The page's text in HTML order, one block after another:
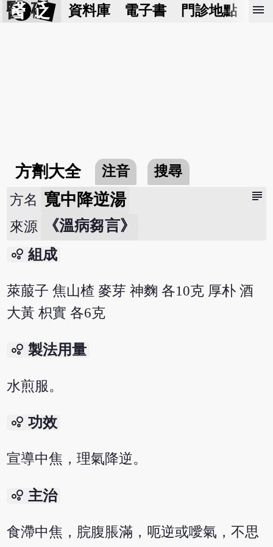
醫 砭 資料庫 電子書 門診地點 預
menu
方劑大全 注音 搜尋
subject
方名 寬中降逆湯
來源 《溫病芻言》
bubble_chart 組成
萊菔子 焦山楂 麥芽 神麴 各10克 厚朴 酒
大黃 枳實 各6克
bubble_chart 製法用量
水煎服。
bubble_chart 功效
宣導中焦，理氣降逆。
bubble_chart 主治
食滯中焦，脘腹脹滿，呃逆或噯氣，不思